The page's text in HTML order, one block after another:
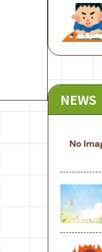
NEWS